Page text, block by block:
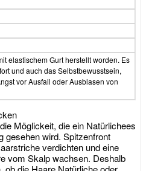
elastischem Gurt herstellt worden. Es
und auch das Selbstbewusstsein,
vor Ausfall oder Ausblasen von
Möglickeit, die ein Natürlichees
gesehen wird. Spitzenfront
verdichten und eine
vom Skalp wachsen. Deshalb